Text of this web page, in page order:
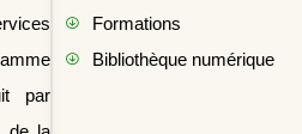
par
Formations
Bibliothèque numérique